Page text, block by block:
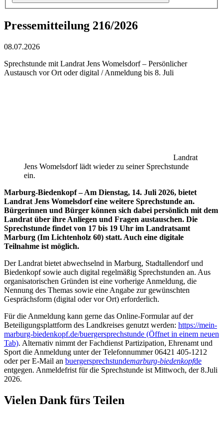
Pressemitteilung 216/2026
08.07.2026
Sprechstunde mit Landrat Jens Womelsdorf – Persönlicher
Austausch vor Ort oder digital / Anmeldung bis 8. Juli
Landrat
Jens Womelsdorf lädt wieder zu seiner Sprechstunde
ein.
Marburg-Biedenkopf – Am Dienstag, 14. Juli 2026, bietet
Landrat Jens Womelsdorf eine weitere Sprechstunde an.
Bürgerinnen und Bürger können sich dabei persönlich mit dem
Landrat über ihre Anliegen und Fragen austauschen. Die
Sprechstunde findet von 17 bis 19 Uhr im Landratsamt
Marburg (Im Lichtenholz 60) statt. Auch eine digitale
Teilnahme ist möglich.
Der Landrat bietet abwechselnd in Marburg, Stadtallendorf und
Biedenkopf sowie auch digital regelmäßig Sprechstunden an. Aus
organisatorischen Gründen ist eine vorherige Anmeldung, die
Nennung des Themas sowie eine Angabe zur gewünschten
Gesprächsform (digital oder vor Ort) erforderlich.
Für die Anmeldung kann gerne das Online-Formular auf der
Beteiligungsplattform des Landkreises genutzt werden: https://mein-
marburg-biedenkopf.de/buergersprechstunde (Öffnet in einem neuen
Tab). Alternativ nimmt der Fachdienst Partizipation, Ehrenamt und
Sport die Anmeldung unter der Telefonnummer 06421 405-1212
oder per E-Mail an buergersprechstundemarburg-biedenkopfde
entgegen. Anmeldefrist für die Sprechstunde ist Mittwoch, der 8.Juli
2026.
Vielen Dank fürs Teilen